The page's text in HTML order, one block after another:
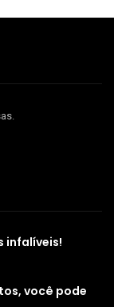
infalíveis!
você pode